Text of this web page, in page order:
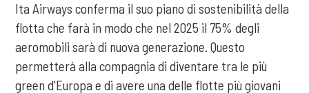
Ita Airways conferma il suo piano di sostenibilità della
flotta che farà in modo che nel 2025 il 75% degli
aeromobili sarà di nuova generazione. Questo
permetterà alla compagnia di diventare tra le più
green d'Europa e di avere una delle flotte più giovani